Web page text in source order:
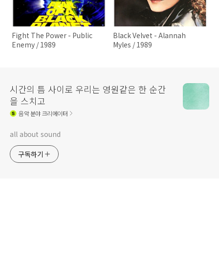
Fight The Power - Public
Enemy / 1989
Black Velvet - Alannah
Myles / 1989
시간의 틈 사이로 우리는 영원같은 한 순간
을 스치고
음악분야 크리에이터
all about sound
구독하기